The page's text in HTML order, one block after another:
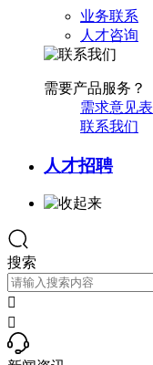
业务联系
人才咨询
需要产品服务？
需求意见表
联系我们
人才招聘
搜索

